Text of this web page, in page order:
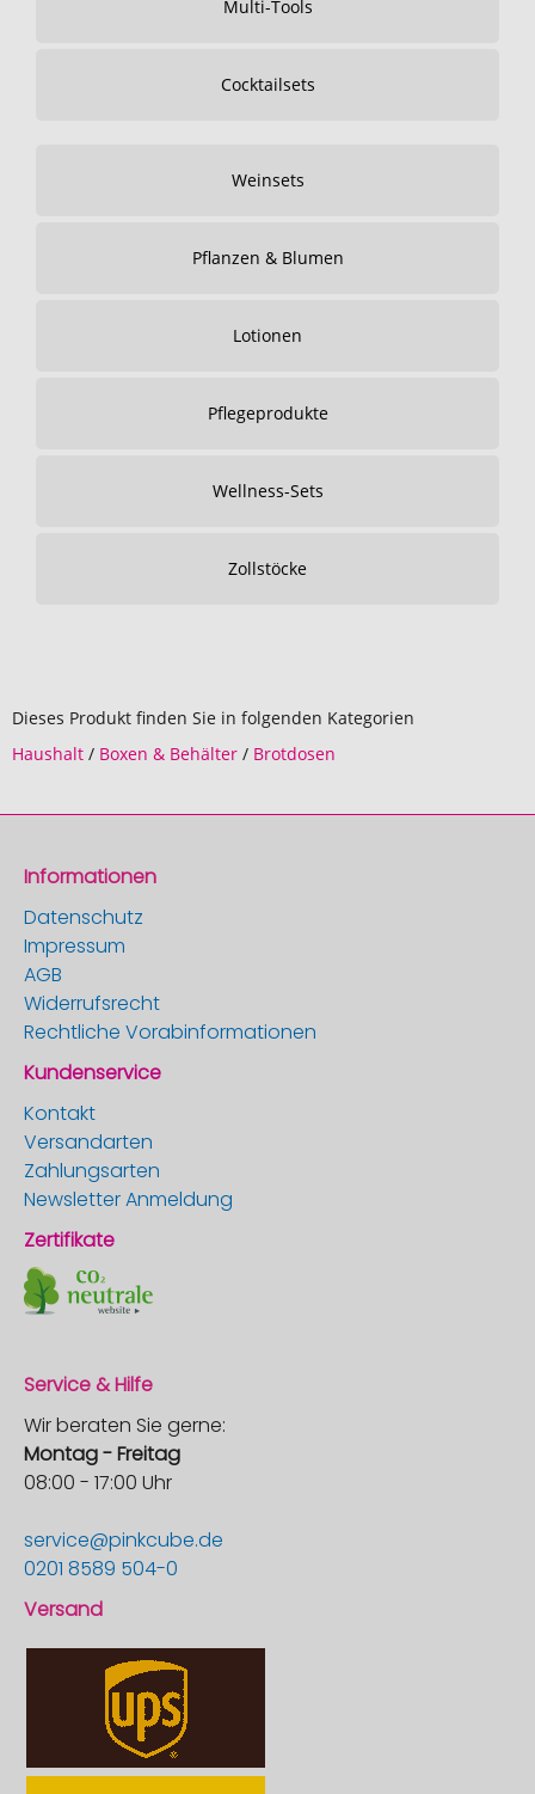
Multi-Tools
Cocktailsets
Weinsets
Pflanzen & Blumen
Lotionen
Pflegeprodukte
Wellness-Sets
Zollstöcke
Dieses Produkt finden Sie in folgenden Kategorien
Haushalt / Boxen & Behälter / Brotdosen
Informationen
Datenschutz
Impressum
AGB
Widerrufsrecht
Rechtliche Vorabinformationen
Kundenservice
Kontakt
Versandarten
Zahlungsarten
Newsletter Anmeldung
Zertifikate
Service & Hilfe
Wir beraten Sie gerne:
Montag - Freitag
08:00 - 17:00 Uhr
service@pinkcube.de
0201 8589 504-0
Versand